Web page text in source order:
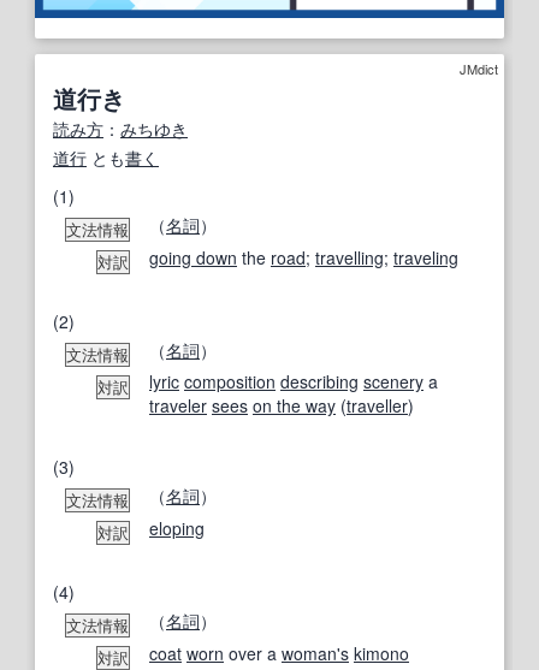
JMdict
道行き
読み方 ： みちゆき
道行 とも書く
(1)
文法情報 （名詞）
対訳 going down the road; travelling; traveling
(2)
文法情報 （名詞）
対訳 lyric composition describing scenery a
traveler sees on the way (traveller)
(3)
文法情報 （名詞）
対訳 eloping
(4)
文法情報 （名詞）
対訳 coat worn over a woman's kimono